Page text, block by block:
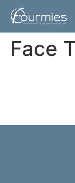
principal
Face